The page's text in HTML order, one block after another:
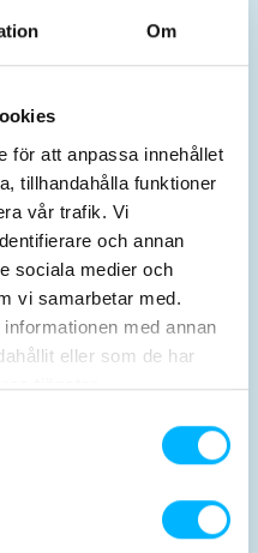
Om
för att anpassa innehållet
tillhandahålla funktioner
vår trafik. Vi
och annan
sociala medier och
vi samarbetar med.
med annan
eller som de har
tjänster.
besøg
Åbningstider
Før besøget